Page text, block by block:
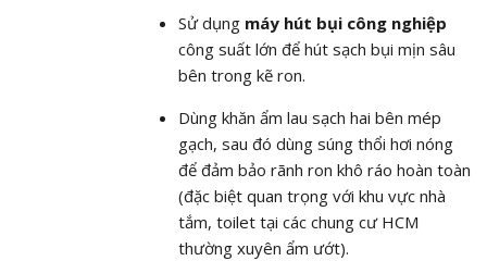
Sử dụng máy hút bụi công nghiệp
công suất lớn để hút sạch bụi mịn sâu
bên trong kẽ ron.
Dùng khăn ẩm lau sạch hai bên mép
gạch, sau đó dùng súng thổi hơi nóng
để đảm bảo rãnh ron khô ráo hoàn toàn
(đặc biệt quan trọng với khu vực nhà
tắm, toilet tại các chung cư HCM
thường xuyên ẩm ướt).